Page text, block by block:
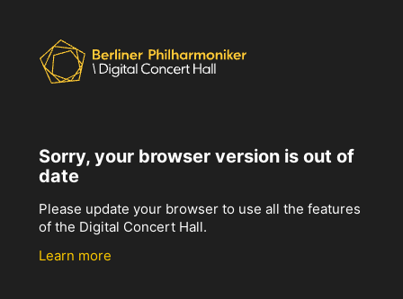
Sorry, your browser version is out of
date
Please update your browser to use all the features
of the Digital Concert Hall.
Learn more